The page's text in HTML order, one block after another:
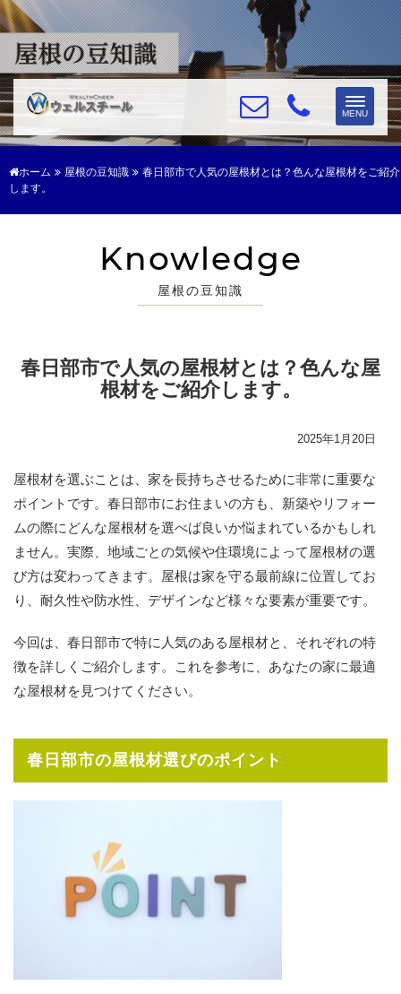
Toggle
MENU
ホーム 屋根の豆知識
春日部市で人気の屋根材とは？色んな屋根材をご紹介
します。
Knowledge
屋根の豆知識
春日部市で人気の屋根材とは？色んな屋
根材をご紹介します。
2025年1月20日
屋根材を選ぶことは、家を長持ちさせるために非常に重要な
ポイントです。春日部市にお住まいの方も、新築やリフォー
ムの際にどんな屋根材を選べば良いか悩まれているかもしれ
ません。実際、地域ごとの気候や住環境によって屋根材の選
び方は変わってきます。屋根は家を守る最前線に位置してお
り、耐久性や防水性、デザインなど様々な要素が重要です。
今回は、春日部市で特に人気のある屋根材と、それぞれの特
徴を詳しくご紹介します。これを参考に、あなたの家に最適
な屋根材を見つけてください。
春日部市の屋根材選びのポイント